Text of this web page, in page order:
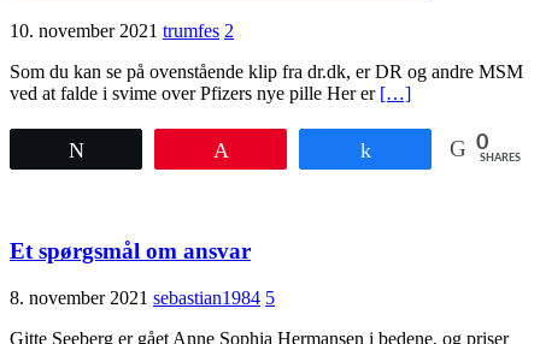
10. november 2021 trumfes 2
Som du kan se på ovenstående klip fra dr.dk, er DR og andre MSM
ved at falde i svime over Pfizers nye pille Her er […]
0
SHARES
Et spørgsmål om ansvar
8. november 2021 sebastian1984 5
Gitte Seeberg er gået Anne Sophia Hermansen i bedene, og priser